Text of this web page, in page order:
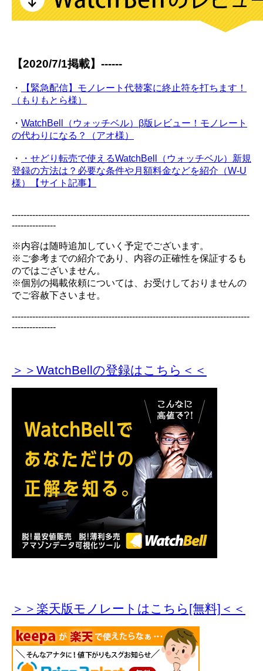
【2020/7/1掲載】------
・
【緊急配信】モノレート代替案に終止符を打ちます！
（もりもとら様）
・ WatchBell（ウォッチベル）β版レビュー！モノレート
の代わりになる？（アオ様）
・
・せどり転売で使えるWatchBell（ウォッチベル）新規
登録の方法は？必要な条件や月額料金などを紹介（W-U
様）【サイト記事】
---------------------------------------------------------------------------------
---------------
※内容は随時追加していく予定でございます。
※ご参考までの紹介であり、内容の正確性を保証するも
のではございません。
※個別の掲載依頼については、お受けしておりませんの
でご容赦下さいませ。
---------------------------------------------------------------------------------
---------------
＞＞WatchBellの登録はこちら＜＜
＞＞楽天版モノレートはこちら[無料]＜＜